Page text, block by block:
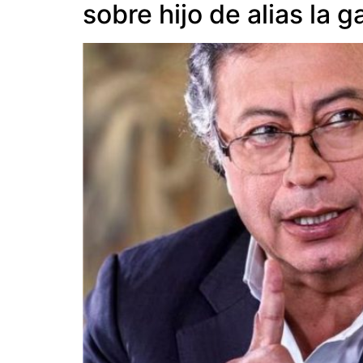
sobre hijo de alias la